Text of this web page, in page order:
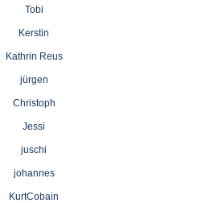
Tobi
Kerstin
Kathrin Reus
jürgen
Christoph
Jessi
juschi
johannes
KurtCobain